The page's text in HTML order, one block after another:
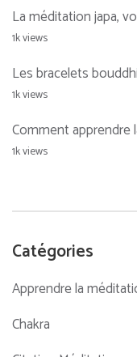
La méditation japa,
1k views
Les bracelets
1k views
Comment
1k views
Catégories
Apprendre la
Chakra